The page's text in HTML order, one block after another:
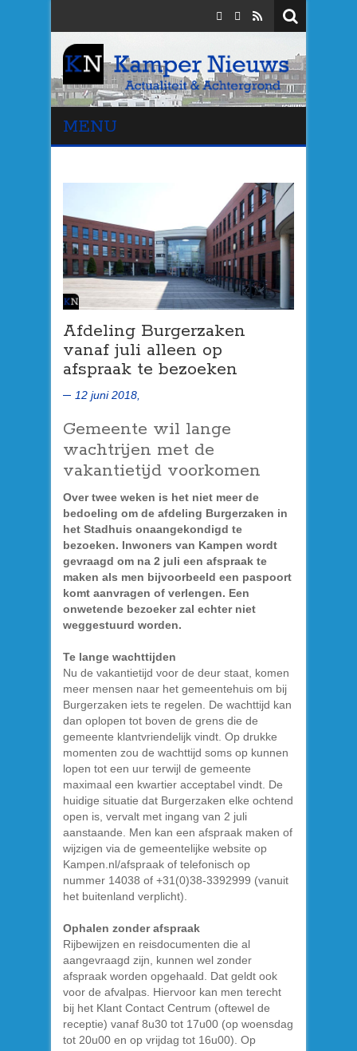
MENU
Afdeling Burgerzaken
vanaf juli alleen op
afspraak te bezoeken
12 juni 2018,
Gemeente wil lange
wachtrijen met de
vakantietijd voorkomen
Over twee weken is het niet meer de
bedoeling om de afdeling Burgerzaken in
het Stadhuis onaangekondigd te
bezoeken. Inwoners van Kampen wordt
gevraagd om na 2 juli een afspraak te
maken als men bijvoorbeeld een paspoort
komt aanvragen of verlengen. Een
onwetende bezoeker zal echter niet
weggestuurd worden.
Te lange wachttijden
Nu de vakantietijd voor de deur staat, komen
meer mensen naar het gemeentehuis om bij
Burgerzaken iets te regelen. De wachttijd kan
dan oplopen tot boven de grens die de
gemeente klantvriendelijk vindt. Op drukke
momenten zou de wachttijd soms op kunnen
lopen tot een uur terwijl de gemeente
maximaal een kwartier acceptabel vindt. De
huidige situatie dat Burgerzaken elke ochtend
open is, vervalt met ingang van 2 juli
aanstaande. Men kan een afspraak maken of
wijzigen via de gemeentelijke website op
Kampen.nl/afspraak of telefonisch op
nummer 14038 of +31(0)38-3392999 (vanuit
het buitenland verplicht).
Ophalen zonder afspraak
Rijbewijzen en reisdocumenten die al
aangevraagd zijn, kunnen wel zonder
afspraak worden opgehaald. Dat geldt ook
voor de afvalpas. Hiervoor kan men terecht
bij het Klant Contact Centrum (oftewel de
receptie) vanaf 8u30 tot 17u00 (op woensdag
tot 20u00 en op vrijdag tot 16u00). Op